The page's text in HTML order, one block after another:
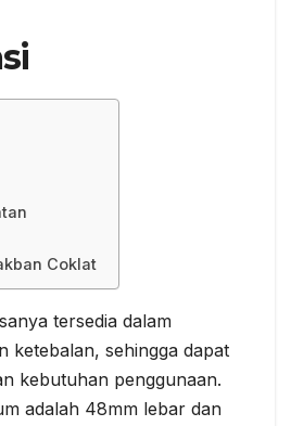
Coklat
tersedia dalam
ketebalan, sehingga dapat
kebutuhan penggunaan.
adalah 48mm lebar dan